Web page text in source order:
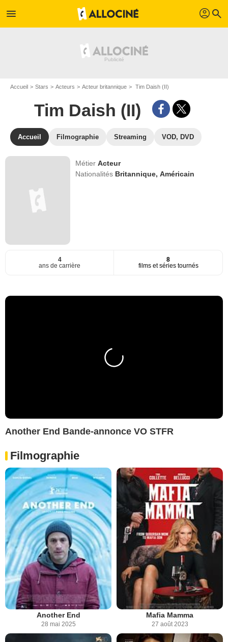
menu profil search
Accueil Stars Acteurs Acteur britannique Tim Daish (II)
Tim Daish (II)
Accueil Filmographie Streaming VOD, DVD
MétierActeur
Nationalités Britannique, Américain
4
ans de carrière
8
films et séries tournés
Another End Bande-annonce VO STFR
Filmographie
Another End
28 mai 2025
Mafia Mamma
27 août 2023